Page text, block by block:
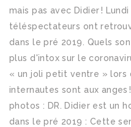
mais pas avec Didier !
téléspectateurs ont
dans le pré 2019. Quels
plus d'intox sur le
« un joli petit ventre » lors
internautes sont aux
photos : DR. Didier est un
dans le pré 2019 : Cette